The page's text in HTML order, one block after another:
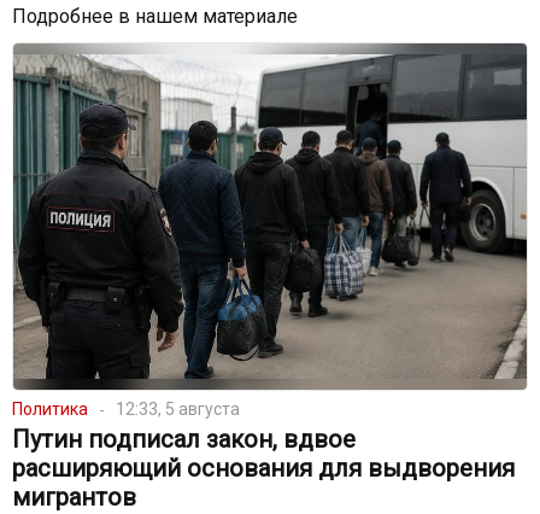
Подробнее в нашем материале
Политика 12:33, 5 августа
Путин подписал закон, вдвое
расширяющий основания для выдворения
мигрантов